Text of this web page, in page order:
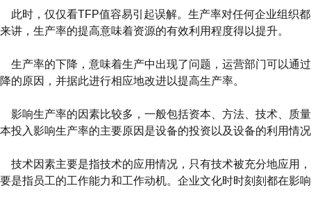
此时，仅仅看TFP值容易引起误解。生产率对任何企业组织
来讲，生产率的提高意味着资源的有效利用程度得以提升。
生产率的下降，意味着生产中出现了问题，运营部门可以通
降的原因，并据此进行相应地改进以提高生产率。
影响生产率的因素比较多，一般包括资本、方法、技术、质
本投入影响生产率的主要原因是设备的投资以及设备的利用情
技术因素主要是指技术的应用情况，只有技术被充分地应用
要是指员工的工作能力和工作动机。企业文化时时刻刻都在影